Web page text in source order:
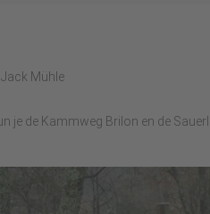
Mühle
je de Kammweg Brilon en de